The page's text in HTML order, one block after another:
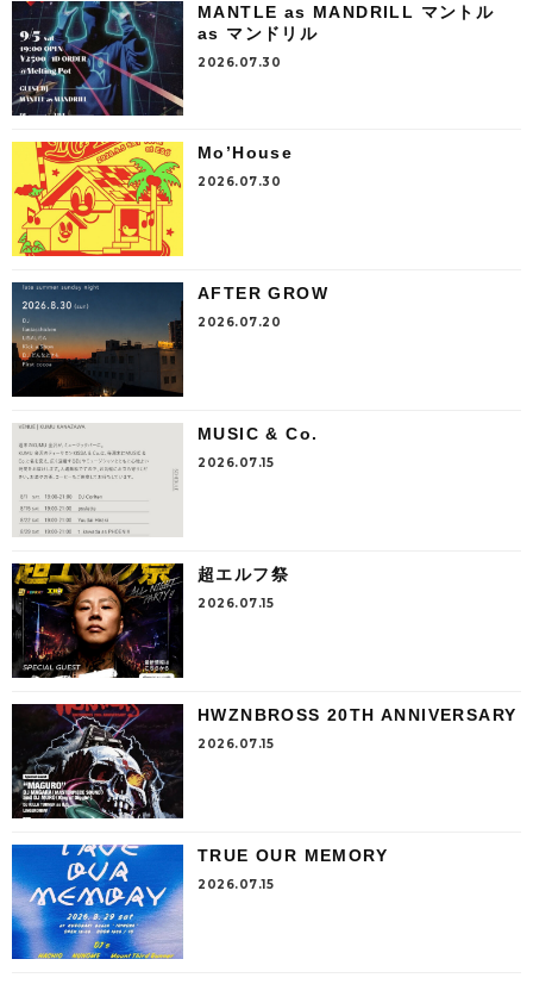
MANTLE as MANDRILL マントル
as マンドリル
2026.07.30
Mo’House
2026.07.30
AFTER GROW
2026.07.20
MUSIC & Co.
2026.07.15
超エルフ祭
2026.07.15
HWZNBROSS 20TH ANNIVERSARY
2026.07.15
TRUE OUR MEMORY
2026.07.15